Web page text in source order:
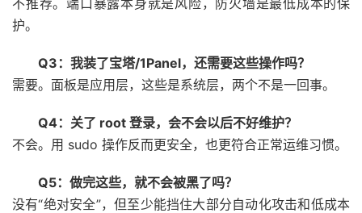
护。
Q3：我装了宝塔/1Panel，还需要这些操作吗？
需要。面板是应用层，这些是系统层，两个不是一回事。
Q4：关了 root 登录，会不会以后不好维护？
不会。用 sudo 操作反而更安全，也更符合正常运维习惯。
Q5：做完这些，就不会被黑了吗？
没有“绝对安全”，但至少能挡住大部分自动化攻击和低成本